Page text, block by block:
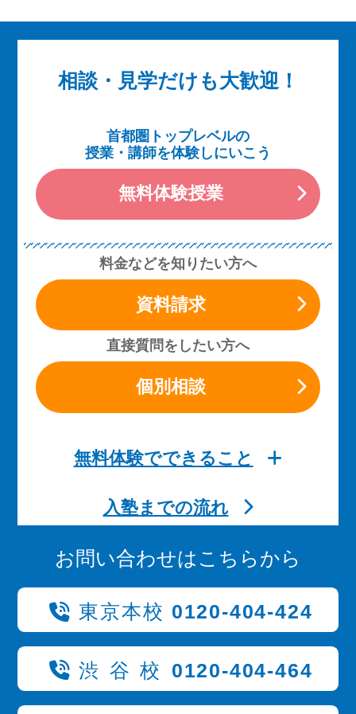
相談・見学だけも大歓迎！
首都圏トップレベルの
授業・講師を体験しにいこう
無料体験授業
料金などを知りたい方へ
資料請求
直接質問をしたい方へ
個別相談
無料体験でできること
入塾までの流れ
お問い合わせはこちらから
東京本校 0120-404-424
渋谷校 0120-404-464